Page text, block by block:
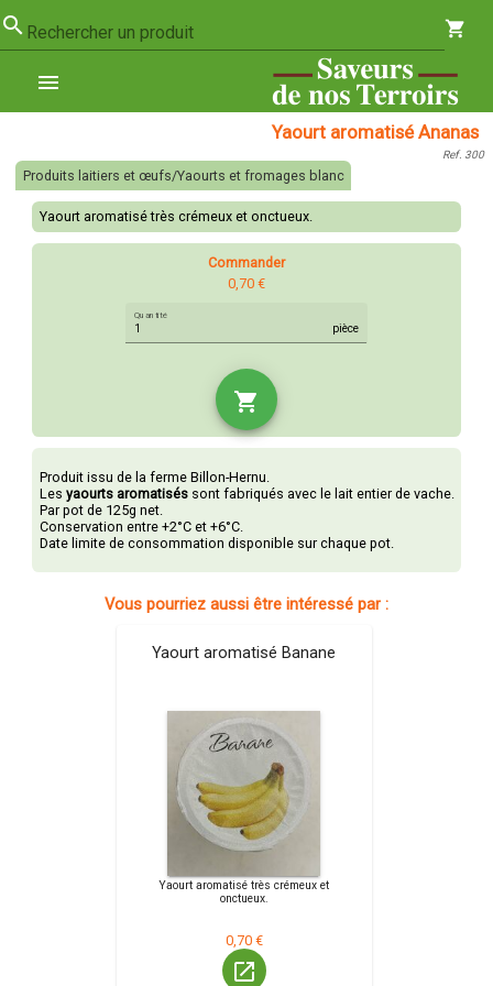
search Rechercher un produit shopping_cart
menu
Yaourt aromatisé Ananas
Ref. 300
Produits laitiers et œufs/Yaourts et fromages blanc
Yaourt aromatisé très crémeux et onctueux.
Commander
0,70 €
Quantité
pièce
shopping_cart
Produit issu de la ferme Billon-Hernu.
Les yaourts aromatiséssont fabriqués avec le lait entier de vache.
Par pot de 125g net.
Conservation entre +2°C et +6°C.
Date limite de consommation disponible sur chaque pot.
Vous pourriez aussi être intéressé par :
Yaourt aromatisé Banane
Yaourt aromatisé très crémeux et
onctueux.
0,70 €
launch